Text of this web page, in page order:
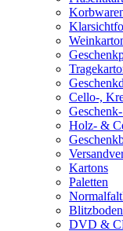
Cello-,
Holz- &
Kartons
Paletten
DVD &